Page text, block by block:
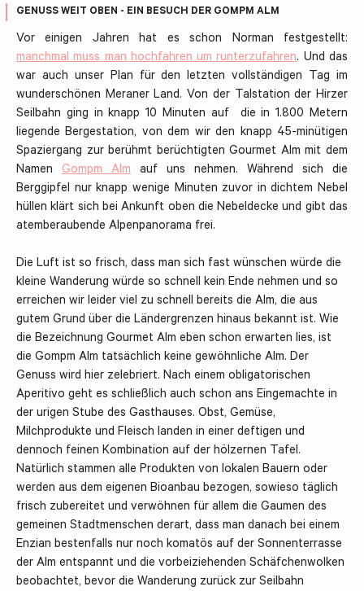
GENUSS WEIT OBEN - EIN BESUCH DER GOMPM ALM
Vor einigen Jahren hat es schon Norman festgestellt:
manchmal muss man hochfahren um runterzufahren. Und das
war auch unser Plan für den letzten vollständigen Tag im
wunderschönen Meraner Land. Von der Talstation der Hirzer
Seilbahn ging in knapp 10 Minuten auf
die in 1.800 Metern
liegende Bergestation, von dem wir den knapp 45-minütigen
Spaziergang zur berühmt berüchtigten Gourmet Alm mit dem
Namen Gompm Alm auf uns nehmen. Während sich die
Berggipfel nur knapp wenige Minuten zuvor in dichtem Nebel
hüllen klärt sich bei Ankunft oben die Nebeldecke und gibt das
atemberaubende Alpenpanorama frei.
Die Luft ist so frisch, dass man sich fast wünschen würde die
kleine Wanderung würde so schnell kein Ende nehmen und so
erreichen wir leider viel zu schnell bereits die Alm, die aus
gutem Grund über die Ländergrenzen hinaus bekannt ist. Wie
die Bezeichnung Gourmet Alm eben schon erwarten lies, ist
die Gompm Alm tatsächlich keine gewöhnliche Alm. Der
Genuss wird hier zelebriert. Nach einem obligatorischen
Aperitivo geht es schließlich auch schon ans Eingemachte in
der urigen Stube des Gasthauses. Obst, Gemüse,
Milchprodukte und Fleisch landen in einer deftigen und
dennoch feinen Kombination auf der hölzernen Tafel.
Natürlich stammen alle Produkten von lokalen Bauern oder
werden aus dem eigenen Bioanbau bezogen, sowieso täglich
frisch zubereitet und verwöhnen für allem die Gaumen des
gemeinen Stadtmenschen derart, dass man danach bei einem
Enzian bestenfalls nur noch komatös auf der Sonnenterrasse
der Alm entspannt und die vorbeiziehenden Schäfchenwolken
beobachtet, bevor die Wanderung zurück zur Seilbahn